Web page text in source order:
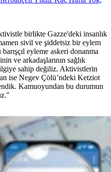
birlikte Gazze'deki insanlık
sivil ve şiddetsiz bir eylem
eyleme askeri donanma
ve arkadaşlarının sağlık
sahip değiliz. Aktivistlerin
ise Negev Çölü’ndeki Ketziot
Kamuoyundan bu durumun